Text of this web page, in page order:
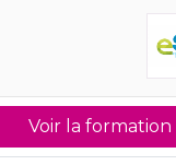
Voir la formation